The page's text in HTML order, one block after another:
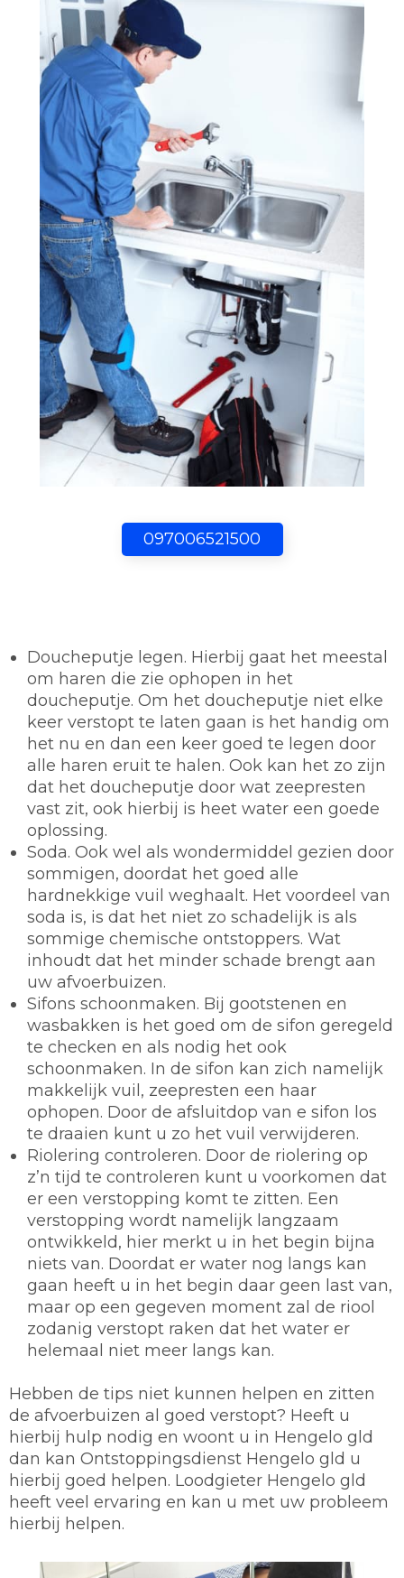
097006521500
Doucheputje legen. Hierbij gaat het meestal
om haren die zie ophopen in het
doucheputje. Om het doucheputje niet elke
keer verstopt te laten gaan is het handig om
het nu en dan een keer goed te legen door
alle haren eruit te halen. Ook kan het zo zijn
dat het doucheputje door wat zeepresten
vast zit, ook hierbij is heet water een goede
oplossing.
Soda. Ook wel als wondermiddel gezien door
sommigen, doordat het goed alle
hardnekkige vuil weghaalt. Het voordeel van
soda is, is dat het niet zo schadelijk is als
sommige chemische ontstoppers. Wat
inhoudt dat het minder schade brengt aan
uw afvoerbuizen.
Sifons schoonmaken. Bij gootstenen en
wasbakken is het goed om de sifon geregeld
te checken en als nodig het ook
schoonmaken. In de sifon kan zich namelijk
makkelijk vuil, zeepresten een haar
ophopen. Door de afsluitdop van e sifon los
te draaien kunt u zo het vuil verwijderen.
Riolering controleren. Door de riolering op
z’n tijd te controleren kunt u voorkomen dat
er een verstopping komt te zitten. Een
verstopping wordt namelijk langzaam
ontwikkeld, hier merkt u in het begin bijna
niets van. Doordat er water nog langs kan
gaan heeft u in het begin daar geen last van,
maar op een gegeven moment zal de riool
zodanig verstopt raken dat het water er
helemaal niet meer langs kan.
Hebben de tips niet kunnen helpen en zitten
de afvoerbuizen al goed verstopt? Heeft u
hierbij hulp nodig en woont u in Hengelo gld
dan kan Ontstoppingsdienst Hengelo gld u
hierbij goed helpen. Loodgieter Hengelo gld
heeft veel ervaring en kan u met uw probleem
hierbij helpen.